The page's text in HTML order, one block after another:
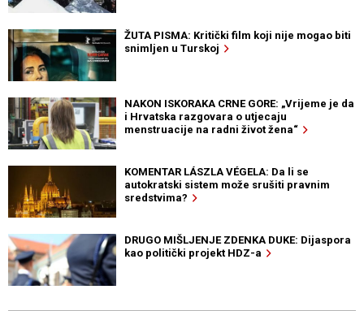
ŽUTA PISMA: Kritički film koji nije mogao biti
snimljen u Turskoj
NAKON ISKORAKA CRNE GORE: „Vrijeme je da
i Hrvatska razgovara o utjecaju
menstruacije na radni život žena“
KOMENTAR LÁSZLA VÉGELA: Da li se
autokratski sistem može srušiti pravnim
sredstvima?
DRUGO MIŠLJENJE ZDENKA DUKE: Dijaspora
kao politički projekt HDZ-a